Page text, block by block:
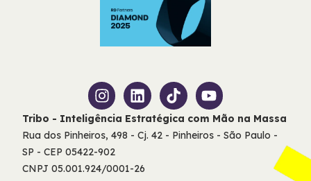
Tribo - Inteligência Estratégica com Mão na Massa
Rua dos Pinheiros, 498 - Cj. 42 - Pinheiros - São Paulo -
SP - CEP 05422-902
CNPJ 05.001.924/0001-26